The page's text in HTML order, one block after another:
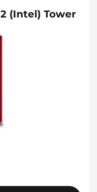
(Intel) Tower